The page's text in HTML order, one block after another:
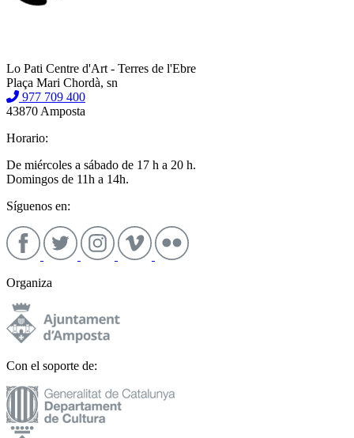
Lo Pati Centre d'Art - Terres de l'Ebre
Plaça Mari Chordà, sn
977 709 400
43870 Amposta
Horario:
De miércoles a sábado de 17 h a 20 h.
Domingos de 11h a 14h.
Síguenos en:
Organiza
Con el soporte de: